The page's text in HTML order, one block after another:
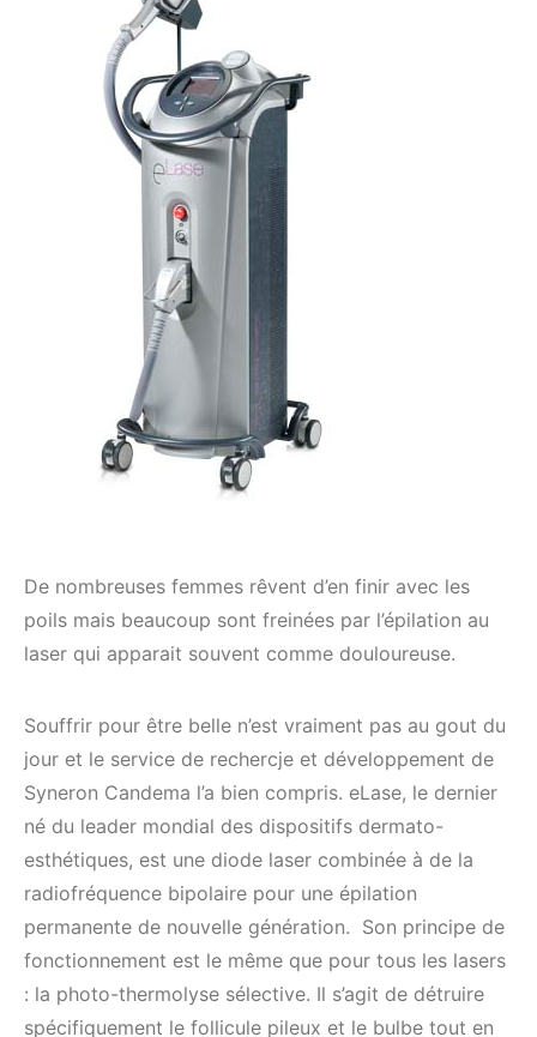
De nombreuses femmes rêvent d’en finir avec les
poils mais beaucoup sont freinées par l’épilation au
laser qui apparait souvent comme douloureuse.
Souffrir pour être belle n’est vraiment pas au gout du
jour et le service de rechercje et développement de
Syneron Candema l’a bien compris. eLase, le dernier
né du leader mondial des dispositifs dermato-
esthétiques, est une diode laser combinée à de la
radiofréquence bipolaire pour une épilation
permanente de nouvelle génération. Son principe de
fonctionnement est le même que pour tous les lasers
: la photo-thermolyse sélective. Il s’agit de détruire
spécifiquement le follicule pileux et le bulbe tout en